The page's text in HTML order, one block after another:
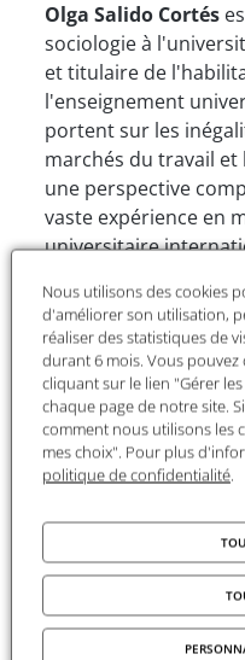
Olga Salido Cortés
sociologie à
et titulaire de
l'enseignement
portent sur les
marchés du travail et
une perspective
vaste expérience en
universitaire
des affaires
espagnole de
des méthodes
pour analyser la
transmission
désavantages.
Titre: Mobilité
ascenseur social » :
intergénérationnelle
cohortes en Espagne
Nous utilisons des cookies
d'améliorer son utilisation,
réaliser des statistiques de
durant 6 mois. Vous
cliquant sur le lien "Gérer
chaque page de notre site.
comment nous utilisons les
mes choix". Pour plus
politique de confidentialité.